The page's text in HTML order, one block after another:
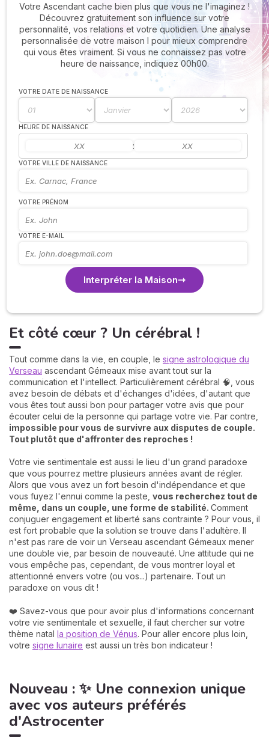
Votre Ascendant cache bien plus que vous ne l'imaginez !
Découvrez gratuitement son influence sur votre
personnalité, vos relations et votre quotidien. Une analyse
personnalisée de votre maison I pour mieux comprendre
qui vous êtes vraiment. Si vous ne connaissez pas votre
heure de naissance, indiquez 00h00.
VOTRE DATE DE NAISSANCE
HEURE DE NAISSANCE
:
VOTRE VILLE DE NAISSANCE
VOTRE PRÉNOM
VOTRE E-MAIL
Interpréter la Maison
Et côté cœur ? Un cérébral !
Tout comme dans la vie, en couple, le signe astrologique du
Verseau ascendant Gémeaux mise avant tout sur la
communication et l'intellect. Particulièrement cérébral 🧠, vous
avez besoin de débats et d'échanges d'idées, d'autant que
vous êtes tout aussi bon pour partager votre avis que pour
écouter celui de la personne qui partage votre vie. Par contre,
impossible pour vous de survivre aux disputes de couple.
Tout plutôt que d'affronter des reproches !
Votre vie sentimentale est aussi le lieu d'un grand paradoxe
que vous pourrez mettre plusieurs années avant de régler.
Alors que vous avez un fort besoin d'indépendance et que
vous fuyez l'ennui comme la peste, vous recherchez tout de
même, dans un couple, une forme de stabilité. Comment
conjuguer engagement et liberté sans contrainte ? Pour vous, il
est fort probable que la solution se trouve dans l'adultère. Il
n'est pas rare de voir un Verseau ascendant Gémeaux mener
une double vie, par besoin de nouveauté. Une attitude qui ne
vous empêche pas, cependant, de vous montrer loyal et
attentionné envers votre (ou vos...) partenaire. Tout un
paradoxe on vous dit !
❤️ Savez-vous que pour avoir plus d'informations concernant
votre vie sentimentale et sexuelle, il faut chercher sur votre
thème natal la position de Vénus. Pour aller encore plus loin,
votre signe lunaire est aussi un très bon indicateur !
Nouveau : ✨ Une connexion unique
avec vos auteurs préférés
d'Astrocenter